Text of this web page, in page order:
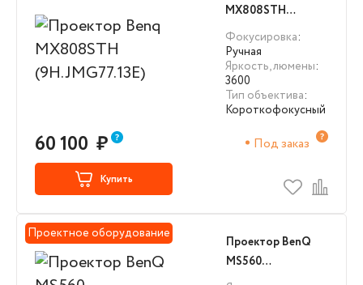
MX808STH
(9H.JMG77.13E)
Фокусировка:
Ручная
Яркость, люмены:
3600
Тип объектива:
Короткофокусный
60 100 ₽ Под заказ
Купить
Проектное оборудование
Проектор BenQ
MS560
(9H.JND77.13E)